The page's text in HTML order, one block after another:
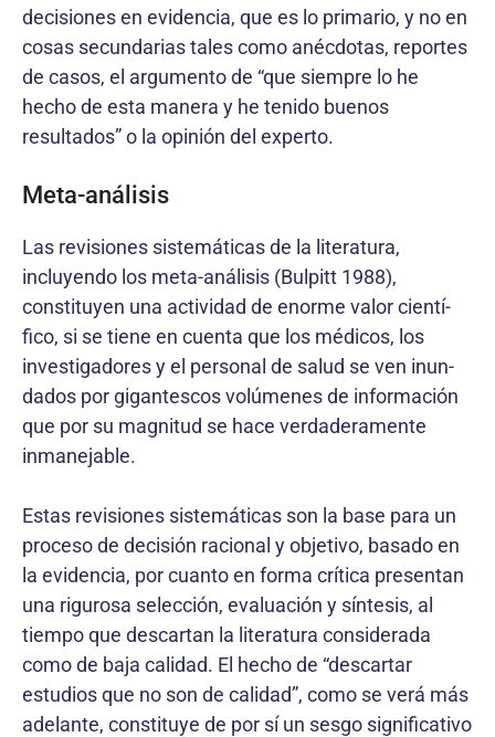
decisiones en evidencia, que es lo primario, y no en
cosas secundarias tales como anécdotas, reportes
de casos, el argumento de “que siempre lo he
hecho de esta manera y he tenido buenos
resultados” o la opinión del experto.
Meta-análisis
Las revisiones sistemáticas de la literatura,
incluyendo los meta-análisis (Bulpitt 1988),
constituyen una actividad de enorme valor cientí-
fico, si se tiene en cuenta que los médicos, los
investigadores y el personal de salud se ven inun-
dados por gigantescos volúmenes de información
que por su magnitud se hace verdaderamente
inmanejable.
Estas revisiones sistemáticas son la base para un
proceso de decisión racional y objetivo, basado en
la evidencia, por cuanto en forma crítica presentan
una rigurosa selección, evaluación y síntesis, al
tiempo que descartan la literatura considerada
como de baja calidad. El hecho de “descartar
estudios que no son de calidad”, como se verá más
adelante, constituye de por sí un sesgo significativo